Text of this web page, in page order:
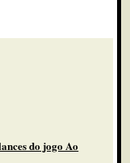
do jogo Ao